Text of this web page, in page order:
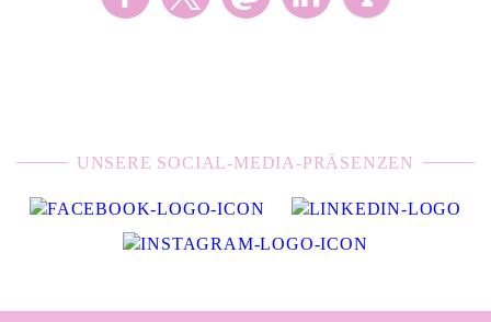
UNSERE SOCIAL-MEDIA-PRÄSENZEN